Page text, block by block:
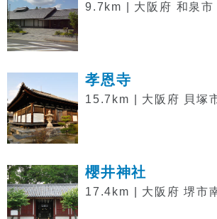
9.7km | 大阪府 和泉市
孝恩寺
15.7km | 大阪府 貝塚
櫻井神社
17.4km | 大阪府 堺市